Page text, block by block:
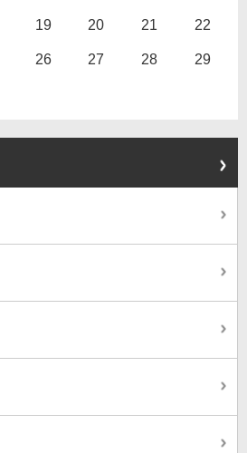
19 20 21 22
26 27 28 29